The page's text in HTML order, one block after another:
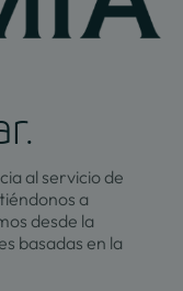
al servicio de
a
desde la
basadas en la